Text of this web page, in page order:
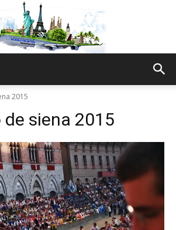
Thru
2015
de siena 2015